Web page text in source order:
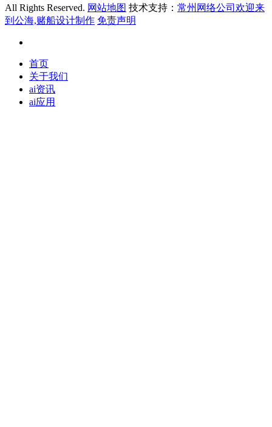
All Rights Reserved. 网站地图 技术支持： 常州网络公司欢迎来
到公海,赌船设计制作 免责声明
首页
关于我们
ai资讯
ai应用